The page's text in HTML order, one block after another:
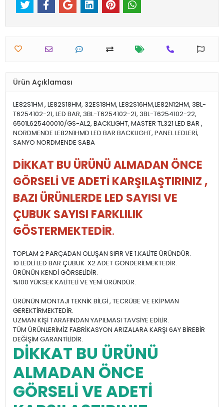
Ürün Açıklaması
LE82S1HM , LE82S18HM, 32ES18HM, LE82S16HM,LE82N12HM, 3BL-
T6254102-21, LED BAR, 3BL-T6254102-21, 3BL-T6254102-22,
6501L625400010/GS-AL2, BACKLIGHT, MASTER TL321 LED BAR ,
NORDMENDE LE82N1HMD LED BAR BACKLIGHT, PANEL LEDLERİ,
SANYO NORDMENDE SABA
DİKKAT BU ÜRÜNÜ ALMADAN ÖNCE
GÖRSELİ VE ADETİ KARŞILAŞTIRINIZ ,
BAZI ÜRÜNLERDE LED SAYISI VE
ÇUBUK SAYISI FARKLILIK
GÖSTERMEKTEDİR.
TOPLAM 2 PARÇADAN OLUŞAN SIFIR VE 1.KALİTE ÜRÜNDÜR.
10 LEDLİ LED BAR ÇUBUK X2 ADET GÖNDERİLMEKTEDİR.
ÜRÜNÜN KENDİ GÖRSELİDİR.
%100 YÜKSEK KALİTELİ VE YENİ ÜRÜNDÜR.
ÜRÜNÜN MONTAJI TEKNİK BİLGİ , TECRÜBE VE EKİPMAN
GEREKTİRMEKTEDİR.
UZMAN KİŞİ TARAFINDAN YAPILMASI TAVSİYE EDİLİR.
TÜM ÜRÜNLERİMİZ FABRİKASYON ARIZALARA KARŞI 6AY BİREBİR
DEĞİŞİM GARANTİLİDİR.
DİKKAT BU ÜRÜNÜ
ALMADAN ÖNCE
GÖRSELİ VE ADETİ